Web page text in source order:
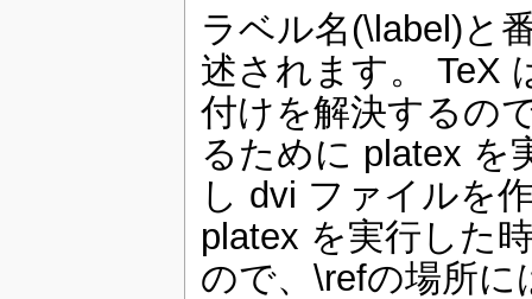
ラベル名(\label)と
述されます。 TeX
付けを解決するの
るために platex を
し dvi ファイルを
platex を実行した
ので、\refの場所に